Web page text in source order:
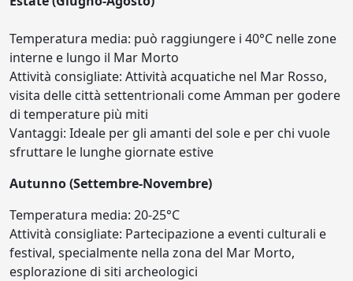
Temperatura media: può raggiungere i 40°C nelle zone
interne e lungo il Mar Morto
Attività consigliate: Attività acquatiche nel Mar Rosso,
visita delle città settentrionali come Amman per godere
di temperature più miti
Vantaggi: Ideale per gli amanti del sole e per chi vuole
sfruttare le lunghe giornate estive
Autunno (Settembre-Novembre)
Temperatura media: 20-25°C
Attività consigliate: Partecipazione a eventi culturali e
festival, specialmente nella zona del Mar Morto,
esplorazione di siti archeologici